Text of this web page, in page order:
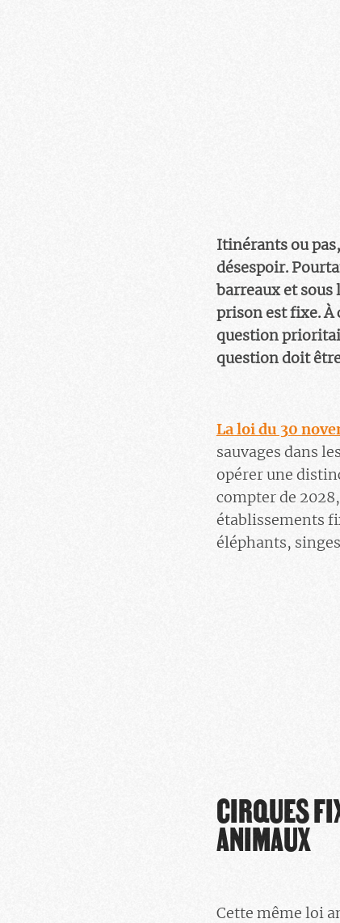
Itinérants ou
désespoir.
barreaux et sous
prison est fixe. À
question
question doit
La loi du 30
sauvages dans
opérer une
compter de
établissements
éléphants,
CIRQUES
ANIMAUX
Cette même loi